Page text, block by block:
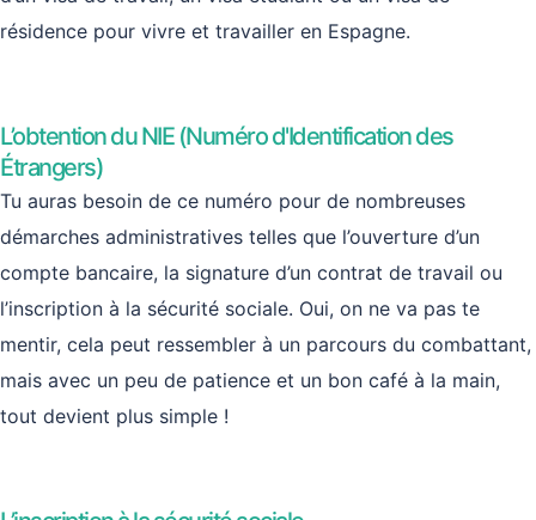
résidence pour vivre et travailler en Espagne.
L’obtention du NIE (Numéro d'Identification des
Étrangers)
Tu auras besoin de ce numéro pour de nombreuses
démarches administratives telles que l’ouverture d’un
compte bancaire, la signature d’un contrat de travail ou
l’inscription à la sécurité sociale. Oui, on ne va pas te
mentir, cela peut ressembler à un parcours du combattant,
mais avec un peu de patience et un bon café à la main,
tout devient plus simple !